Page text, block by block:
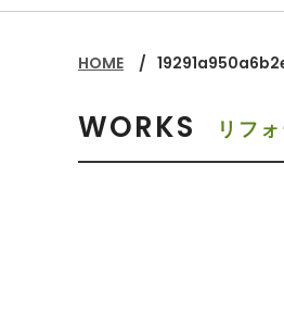
HOME
WORKS リフ